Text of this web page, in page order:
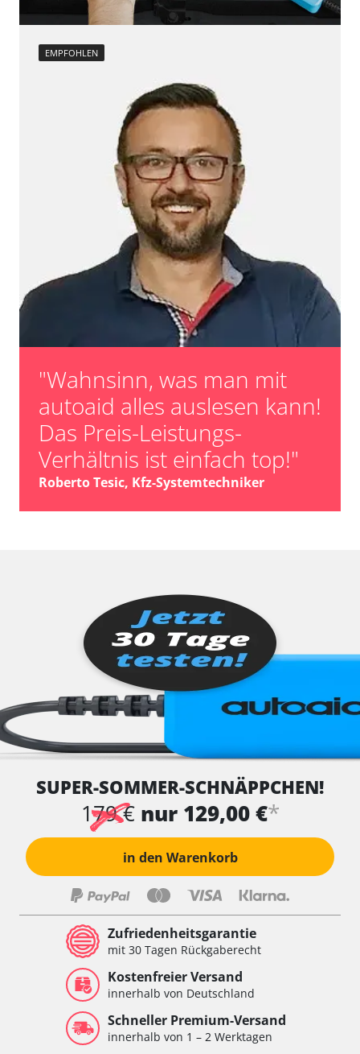
Verfügbarkeit abhängig von Modell, Motorisierung, Ausstattung
und Konfiguration
EMPFOHLEN
"Wahnsinn, was man mit
autoaid alles auslesen kann!
Das Preis-Leistungs-
Verhältnis ist einfach top!"
Roberto Tesic, Kfz-Systemtechniker
SUPER-SOMMER-SCHNÄPPCHEN!
179 € nur 129,00 €*
in den Warenkorb
Zufriedenheitsgarantie
mit 30 Tagen Rückgaberecht
Kostenfreier Versand
innerhalb von Deutschland
Schneller Premium-Versand
innerhalb von 1 – 2 Werktagen